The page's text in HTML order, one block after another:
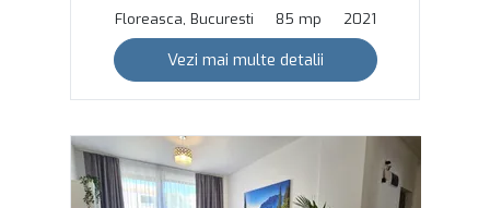
Floreasca, Bucuresti
85 mp 2021
Vezi mai multe detalii